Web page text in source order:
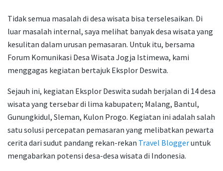
Tidak semua masalah di desa wisata bisa terselesaikan. Di
luar masalah internal, saya melihat banyak desa wisata yang
kesulitan dalam urusan pemasaran. Untuk itu, bersama
Forum Komunikasi Desa Wisata Jogja Istimewa, kami
menggagas kegiatan bertajuk Eksplor Deswita.
Sejauh ini, kegiatan Eksplor Deswita sudah berjalan di 14 desa
wisata yang tersebar di lima kabupaten; Malang, Bantul,
Gunungkidul, Sleman, Kulon Progo. Kegiatan ini adalah salah
satu solusi percepatan pemasaran yang melibatkan pewarta
cerita dari sudut pandang rekan-rekan Travel Bloggeruntuk
mengabarkan potensi desa-desa wisata di Indonesia.